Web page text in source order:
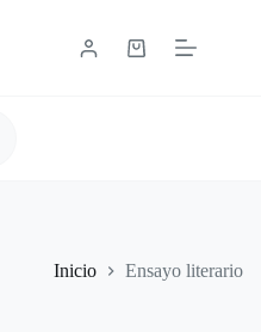
Inicio Ensayo literario